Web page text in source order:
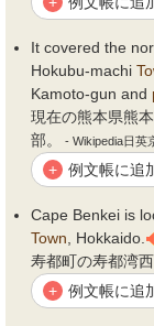
It covered the
Hokubu-machi
Kamoto-gun and
現在の熊本県熊
部。
- Wikipedia日英
+ 例文帳に追
Cape Benkei is
Town , Hokkaido.
寿都町の寿都湾西
+ 例文帳に追